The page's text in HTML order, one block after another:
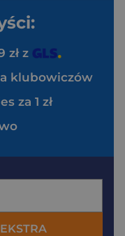
zł z
klubowiczów
za 1 zł